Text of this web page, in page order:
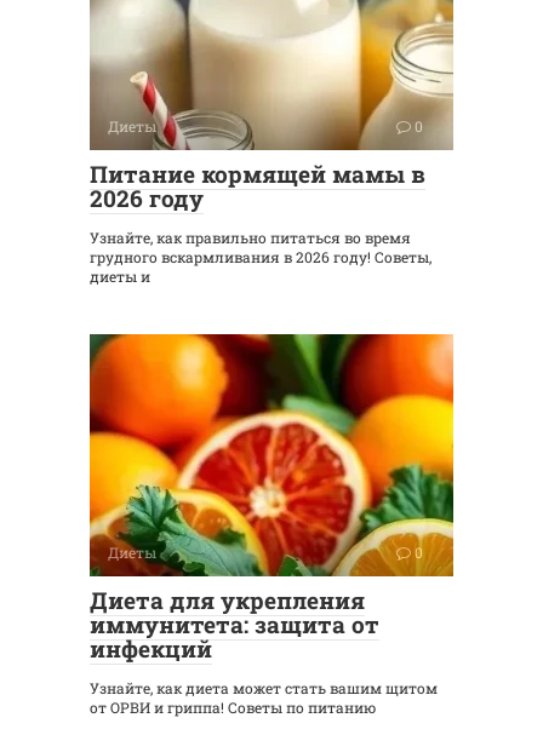
Диеты 0
Питание кормящей мамы в
2026 году
Узнайте, как правильно питаться во время
грудного вскармливания в 2026 году! Советы,
диеты и
Диеты 0
Диета для укрепления
иммунитета: защита от
инфекций
Узнайте, как диета может стать вашим щитом
от ОРВИ и гриппа! Советы по питанию